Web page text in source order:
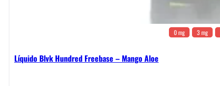
0 mg 3 mg
Líquido Blvk Hundred Freebase – Mango Aloe